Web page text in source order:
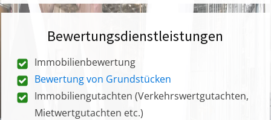
Bewertungsdienstleistungen
Immobilienbewertung
Bewertung von Grundstücken
Immobiliengutachten (Verkehrswertgutachten,
Mietwertgutachten etc.)